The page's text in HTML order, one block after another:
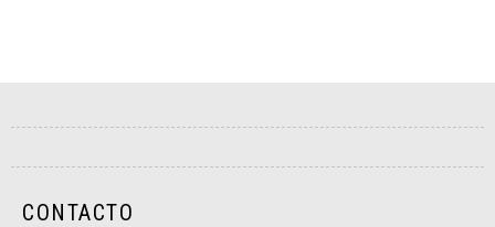
CONTACTO